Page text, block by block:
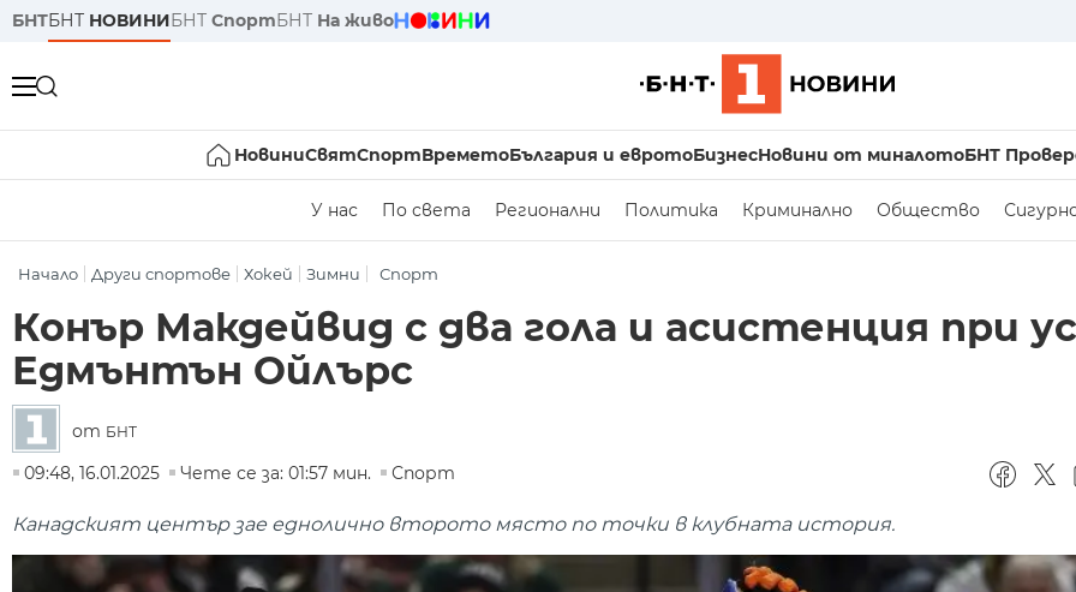
БНТБНТ НОВИНИБНТ СпортБНТ На живо
НовиниСвятСпортВреметоБългария и евротоБизнесНовини от миналотоБНТ
У нас По света Регионални Политика Криминално Общество
Начало Други спортове Хокей Зимни Спорт
Конър Макдейвид с два гола и асистенция при
Едмънтън Ойлърс
от БНТ
09:48, 16.01.2025
Чете се за: 01:57 мин. Спорт
Канадският център зае еднолично второто място по точки в клубната история.